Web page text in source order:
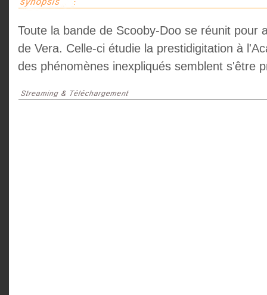
Toute la bande de Scooby-Doo se réunit
de Vera. Celle-ci étudie la prestidigitation à
des phénomènes inexpliqués semblent s'être